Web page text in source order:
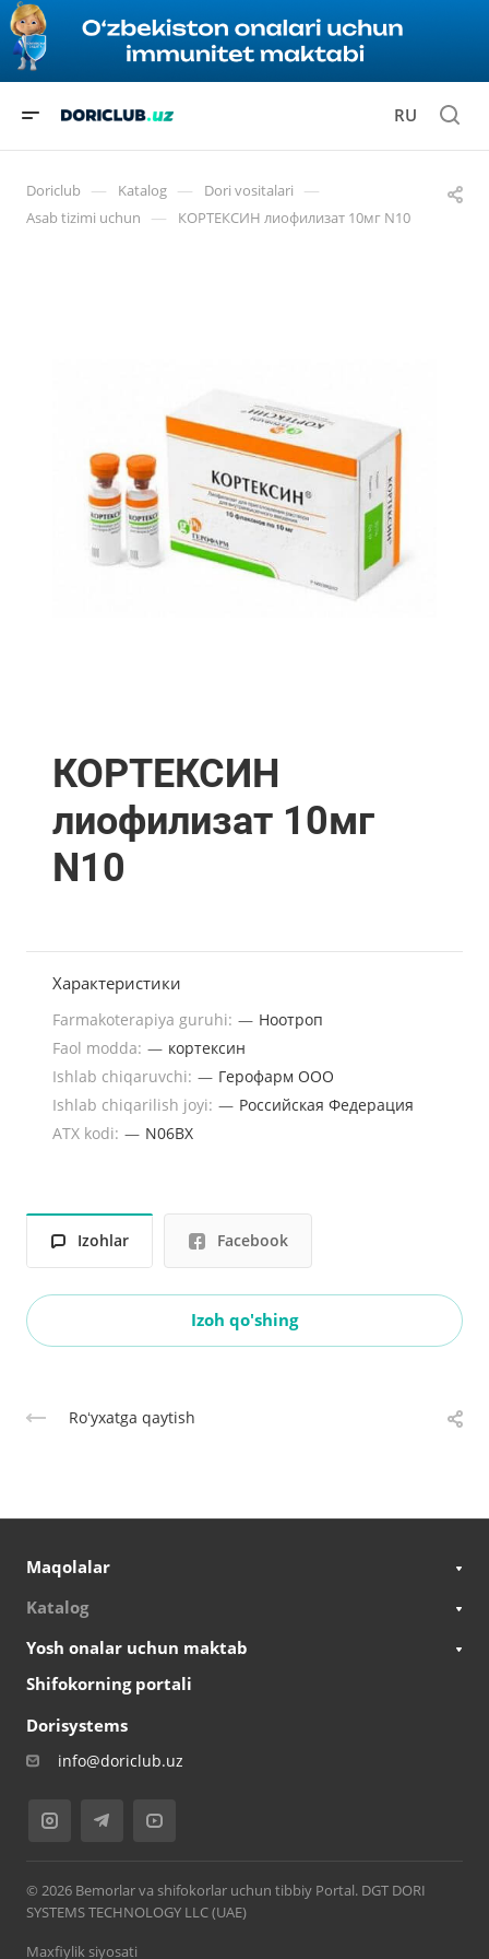
RU
Doriclub — Katalog — Dori vositalari —
Asab tizimi uchun — КОРТЕКСИН лиофилизат 10мг N10
КОРТЕКСИН
лиофилизат 10мг
N10
Характеристики
Farmakoterapiya guruhi: — Ноотроп
Faol modda: — кортексин
Ishlab chiqaruvchi: — Герофарм ООО
Ishlab chiqarilish joyi: — Российская Федерация
ATX kodi: — N06BX
Izohlar Facebook
Izoh qo'shing
Roʻyxatga qaytish
Maqolalar
Katalog
Yosh onalar uchun maktab
Shifokorning portali
Dorisystems
info@doriclub.uz
© 2026 Bemorlar va shifokorlar uchun tibbiy Portal. DGT DORI
SYSTEMS TECHNOLOGY LLC (UAE)
Maxfiylik siyosati